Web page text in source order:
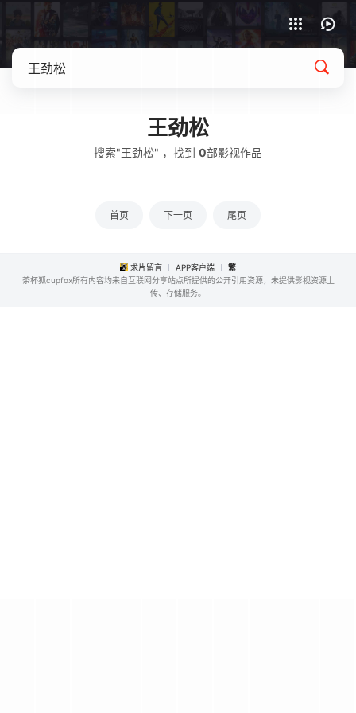
王劲松
搜索"王劲松" ，找到 0部影视作品
首页 下一页 尾页
求片留言 APP客户端
繁
茶杯狐cupfox所有内容均来自互联网分享站点所提供的公开引用资源，未提供影视资源上
传、存储服务。